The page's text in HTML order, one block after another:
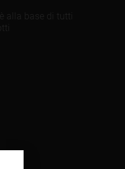
alla base di tutti